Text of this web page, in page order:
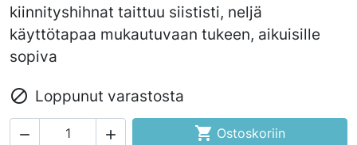
kiinnityshihnat taittuu siististi, neljä
käyttötapaa mukautuvaan tukeen, aikuisille
sopiva
 Loppunut varastosta
   Ostoskoriin